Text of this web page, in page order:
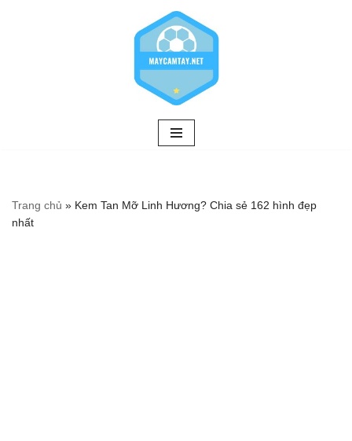
Trang chủ » Kem Tan Mỡ Linh Hương? Chia sẻ 162 hình đẹp
nhất